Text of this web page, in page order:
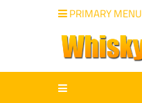
PRIMARY MENU